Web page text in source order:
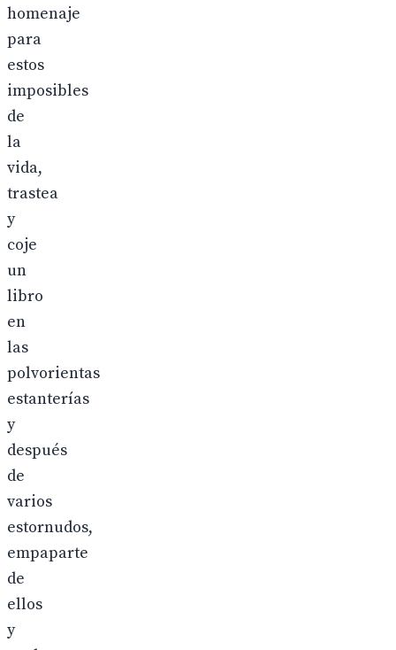
homenaje
para
estos
imposibles
de
la
vida,
trastea
y
coje
un
libro
en
las
polvorientas
estanterías
y
después
de
varios
estornudos,
empaparte
de
ellos
y